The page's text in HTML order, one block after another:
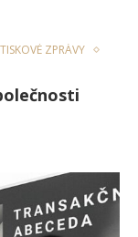
TISKOVÉ ZPRÁVY